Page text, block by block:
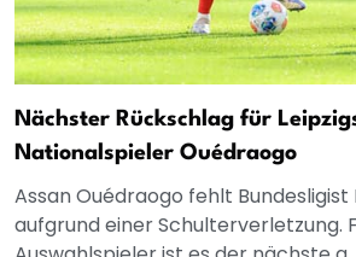
Nächster Rückschlag für
Nationalspieler Ouédraogo
Assan Ouédraogo fehlt Bundesligist
aufgrund einer Schulterverletzung.